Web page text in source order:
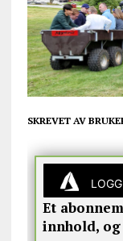
SKREVET AV
Et
innhold,